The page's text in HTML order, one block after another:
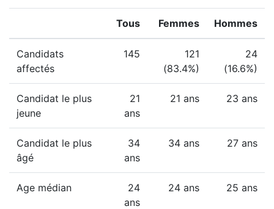
Tous Femmes Hommes
Candidats
affectés
145
121
(83.4%)
24
(16.6%)
Candidat le plus
jeune
21
ans
21 ans 23 ans
Candidat le plus
âgé
34
ans
34 ans 27 ans
Age médian
24
ans
24 ans 25 ans